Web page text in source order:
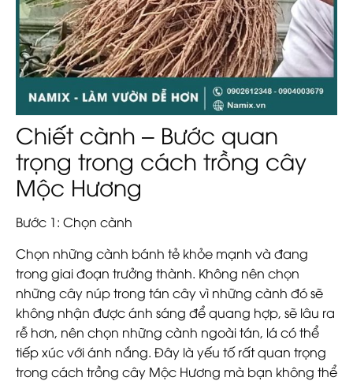
Chiết cành – Bước quan
trọng trong cách trồng cây
Mộc Hương
Bước 1: Chọn cành
Chọn những cành bánh tẻ khỏe mạnh và đang
trong giai đoạn trưởng thành. Không nên chọn
những cây núp trong tán cây vì những cành đó sẽ
không nhận được ánh sáng để quang hợp, sẽ lâu ra
rễ hơn, nên chọn những cành ngoài tán, lá có thể
tiếp xúc với ánh nắng. Đây là yếu tố rất quan trọng
trong cách trồng cây Mộc Hương mà bạn không thể